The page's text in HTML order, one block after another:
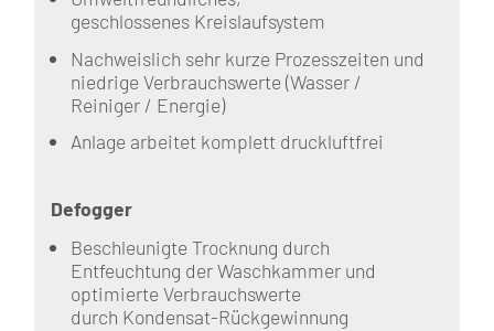
geschlossenes Kreislaufsystem
Nachweislich sehr kurze Prozesszeiten und
niedrige Verbrauchswerte (Wasser /
Reiniger / Energie)
Anlage arbeitet komplett druckluftfrei
Defogger
Beschleunigte Trocknung durch
Entfeuchtung der Waschkammer und
optimierte Verbrauchswerte
durch Kondensat-Rückgewinnung